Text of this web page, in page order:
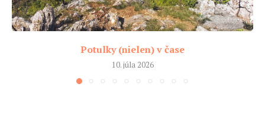
Potulky (nielen) v čase
10. júla 2026